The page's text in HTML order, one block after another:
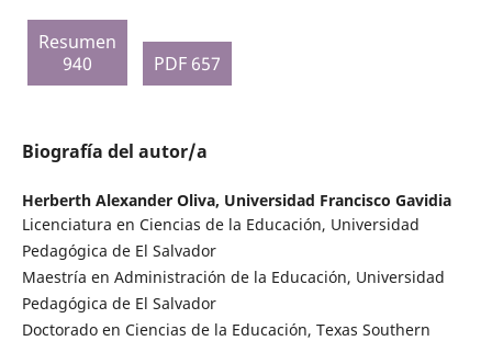
Resumen
940
PDF 657
Biografía del autor/a
Herberth Alexander Oliva, Universidad Francisco Gavidia
Licenciatura en Ciencias de la Educación, Universidad
Pedagógica de El Salvador
Maestría en Administración de la Educación, Universidad
Pedagógica de El Salvador
Doctorado en Ciencias de la Educación, Texas Southern